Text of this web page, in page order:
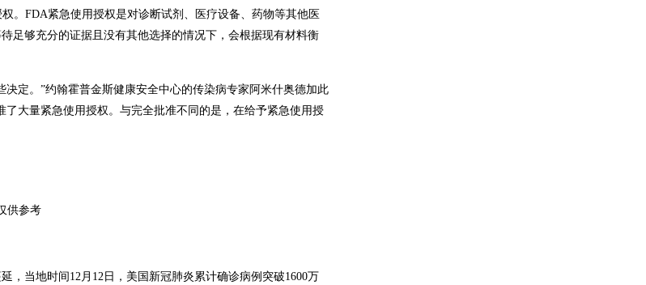
。FDA紧急使用授权是对诊断试剂、医疗设备、药物等其他医
足够充分的证据且没有其他选择的情况下，会根据现有材料衡
定。”约翰霍普金斯健康安全中心的传染病专家阿米什奥德加此
大量紧急使用授权。与完全批准不同的是，在给予紧急使用授
供参考
，当地时间12月12日，美国新冠肺炎累计确诊病例突破1600万